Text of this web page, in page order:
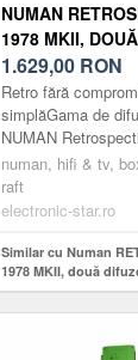
NUMAN
1978 MKII, DOUĂ
DIFUZOARE PE
CAPAC DE
NEGRU-MARO,
1.629,00 RON
Retro fără
simplăGama de
NUMAN
un tribut adus
accent pe un design
numan, hifi & tv,
raft
electronic-star.ro
Similar cu Numan
1978 MKII, două
albe, capac de
suporturi